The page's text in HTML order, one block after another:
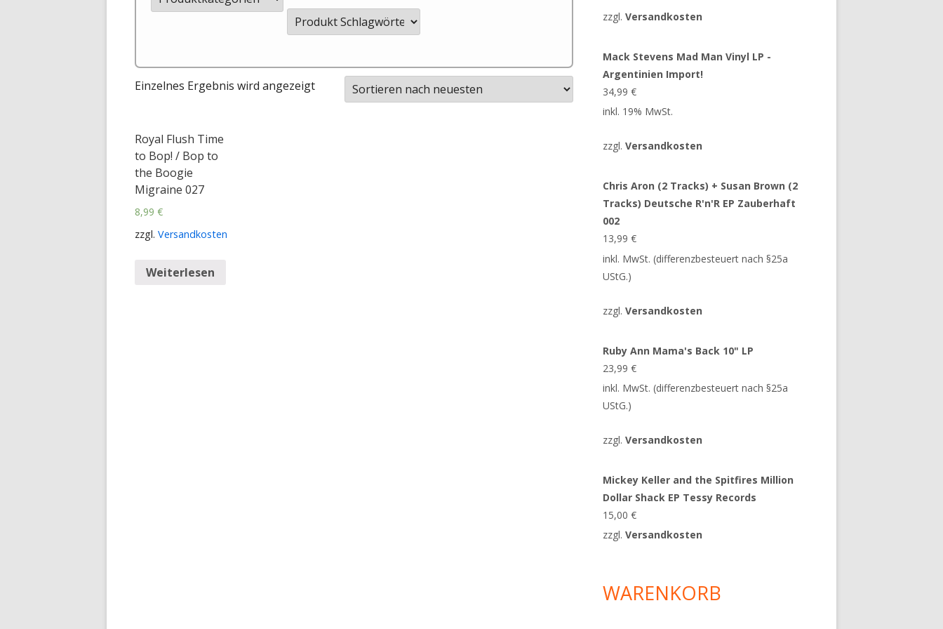
Einzelnes Ergebnis wird angezeigt
Royal Flush Time
to Bop! / Bop to
the Boogie
Migraine 027
8,99 €
zzgl. Versandkosten
Weiterlesen
zzgl.Versandkosten
Mack Stevens Mad Man Vinyl LP -
Argentinien Import!
34,99€
inkl. 19% MwSt.
zzgl.Versandkosten
Chris Aron (2 Tracks) + Susan Brown (2
Tracks) Deutsche R'n'R EP Zauberhaft
002
13,99€
inkl. MwSt. (differenzbesteuert nach §25a
UStG.)
zzgl.Versandkosten
Ruby Ann Mama's Back 10" LP
23,99€
inkl. MwSt. (differenzbesteuert nach §25a
UStG.)
zzgl.Versandkosten
Mickey Keller and the Spitfires Million
Dollar Shack EP Tessy Records
15,00€
zzgl.Versandkosten
WARENKORB